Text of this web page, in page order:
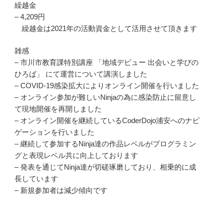
繰越金
– 4,209円
繰越金は2021年の活動資金として活用させて頂きます
雑感
– 市川市教育課特別講座 「地域デビュー 出会いと学びの
ひろば」 にて運営について講演しました
– COVID-19感染拡大によりオンライン開催を行いました
– オンライン参加が難しいNinjaの為に感染防止に留意し
て現地開催を再開しました
– オンライン開催を継続しているCoderDojo浦安へのナビ
ゲーションを行いました
– 継続して参加するNinja達の作品レベルがプログラミン
グと表現レベル共に向上しております
– 発表を通じてNinja達が切磋琢磨しており、相乗的に成
長しています
– 新規参加者は減少傾向です